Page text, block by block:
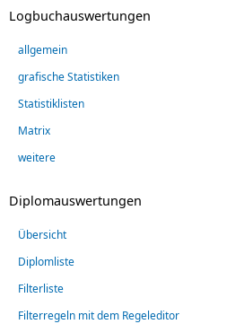
Logbuchauswertungen
allgemein
grafische Statistiken
Statistiklisten
Matrix
weitere
Diplomauswertungen
Übersicht
Diplomliste
Filterliste
Filterregeln mit dem Regeleditor